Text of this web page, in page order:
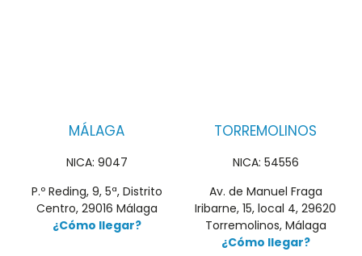
MÁLAGA
NICA: 9047
P.º Reding, 9, 5ª, Distrito
Centro, 29016 Málaga
¿Cómo llegar?
TORREMOLINOS
NICA: 54556
Av. de Manuel Fraga
Iribarne, 15, local 4, 29620
Torremolinos, Málaga
¿Cómo llegar?